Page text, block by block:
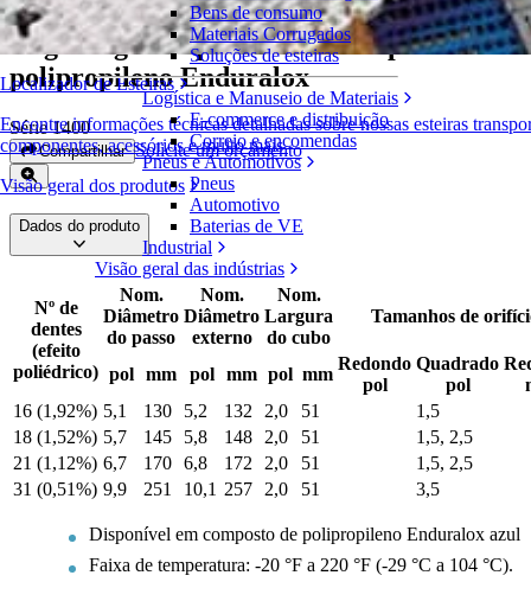
Localizador de Esteiras
Encontre informações técnicas detalhadas sobre nossas esteiras
componentes, acessórios e muito mais
Visão geral dos produtos
Bens de consumo
Materiais Corrugados
Soluções de esteiras
Logística e Manuseio de Materiais
E-commerce e distribuição
Correio e encomendas
Pneus e Automotivos
Pneus
Automotivo
Baterias de VE
Industrial
Visão geral das indústrias
Engrenagem bipartida em composto de
polipropileno Enduralox
Série 1400
Compartilhar Solicite um orçamento
Dados do produto
Nº de
dentes
(efeito
poliédrico)
Nom.
Diâmetro
do passo
Nom.
Diâmetro
externo
Nom.
Largura
do cubo
Tamanhos de
pol mm pol mm pol mm
Redondo
pol
Quadrado
pol
16 (1,92%) 5,1 130 5,2 132 2,0 51
1,5
18 (1,52%) 5,7 145 5,8 148 2,0 51
1,5, 2,5
21 (1,12%) 6,7 170 6,8 172 2,0 51
1,5, 2,5
31 (0,51%) 9,9 251 10,1 257 2,0 51 3,5
Disponível em composto de polipropileno Enduralox azul
Faixa de temperatura: -20 °F a 220 °F (-29 °C a 104 °C).